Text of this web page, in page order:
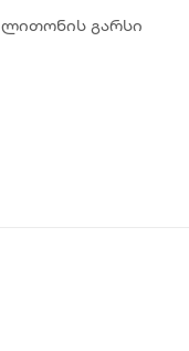
ლითონის გარსი